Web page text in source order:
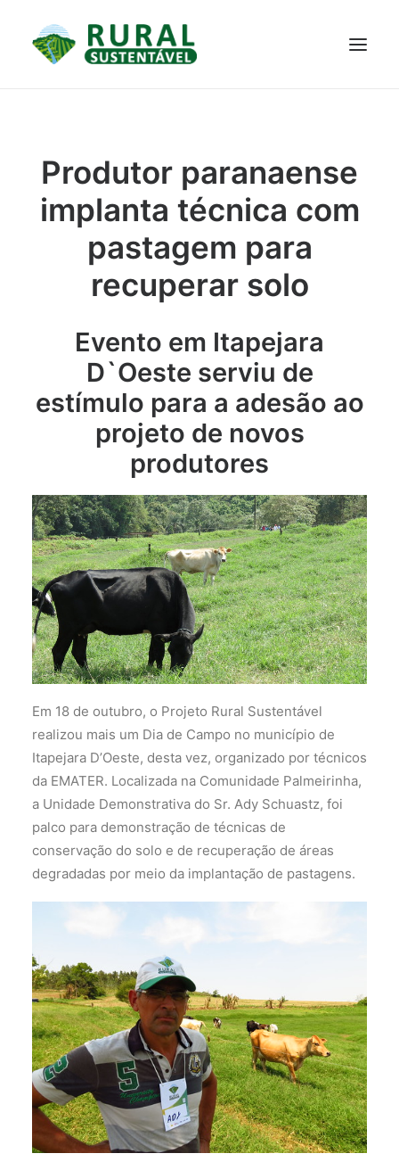
NOTÍCIAS
JANELA DO CONHECIMENTO
RESULTADOS ALCANÇADOS
Produtor paranaense
implanta técnica com
pastagem para
recuperar solo
Evento em Itapejara
D`Oeste serviu de
estímulo para a adesão ao
projeto de novos
produtores
Em 18 de outubro, o Projeto Rural Sustentável
realizou mais um Dia de Campo no município de
Itapejara D’Oeste, desta vez, organizado por técnicos
da EMATER. Localizada na Comunidade Palmeirinha,
a Unidade Demonstrativa do Sr. Ady Schuastz, foi
palco para demonstração de técnicas de
conservação do solo e de recuperação de áreas
degradadas por meio da implantação de pastagens.